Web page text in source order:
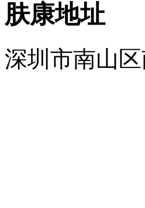
肤康地址
深圳市南山